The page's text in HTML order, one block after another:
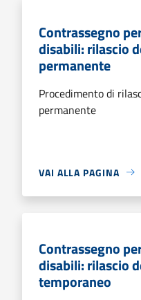
Contrassegno
disabili: rilascio
permanente
Procedimento di
permanente
VAI ALLA PAGINA
Contrassegno
disabili: rilascio
temporaneo